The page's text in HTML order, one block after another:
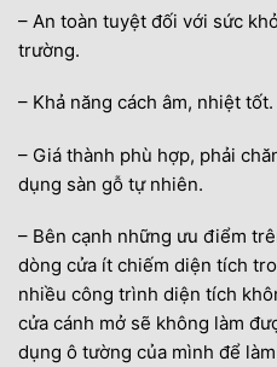
– An toàn tuyệt đối với sức
trường.
– Khả năng cách âm, nhiệt tốt.
– Giá thành phù hợp, phải
dụng sàn gỗ tự nhiên.
– Bên cạnh những ưu điểm
dòng cửa ít chiếm diện tích
nhiều công trình diện tích
cửa cánh mở sẽ không làm
dụng ô tường của mình để